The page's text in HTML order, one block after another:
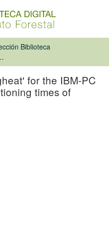
Biblioteca
times of veneer logs
for the IBM-PC
times of